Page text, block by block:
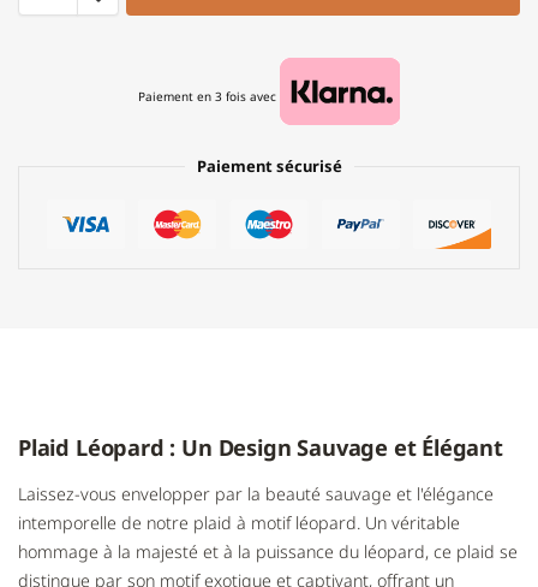
Paiement en 3 fois avec
Paiement sécurisé
Plaid Léopard : Un Design Sauvage et Élégant
Laissez-vous envelopper par la beauté sauvage et l'élégance
intemporelle de notre plaid à motif léopard. Un véritable
hommage à la majesté et à la puissance du léopard, ce plaid se
distingue par son motif exotique et captivant, offrant un